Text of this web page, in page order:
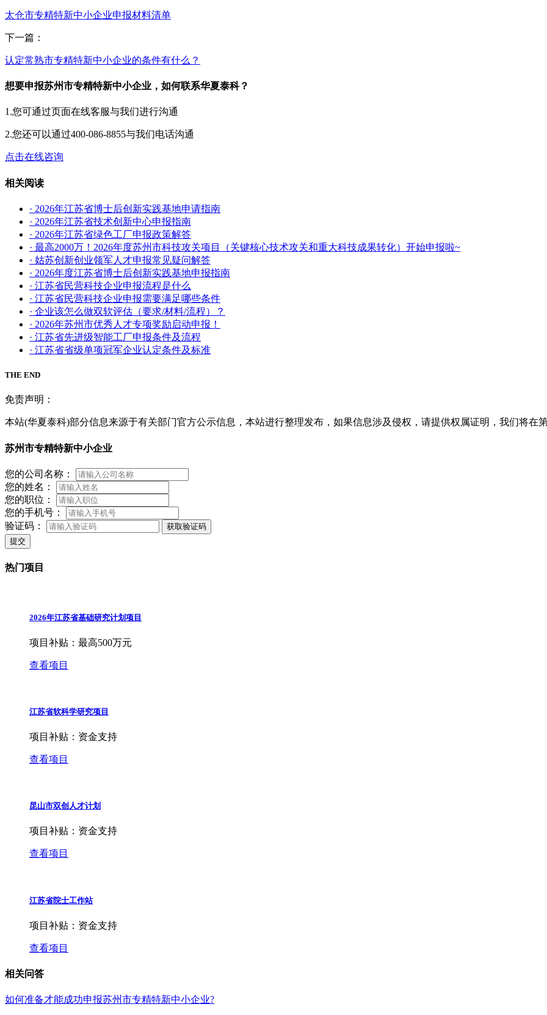
太仓市专精特新中小企业申报材料清单
下一篇：
认定常熟市专精特新中小企业的条件有什么？
想要申报苏州市专精特新中小企业，如何联系华夏泰科？
1.您可通过页面在线客服与我们进行沟通
2.您还可以通过400-086-8855与我们电话沟通
点击在线咨询
相关阅读
· 2026年江苏省博士后创新实践基地申请指南
· 2026年江苏省技术创新中心申报指南
· 2026年江苏省绿色工厂申报政策解答
· 最高2000万！2026年度苏州市科技攻关项目（关键核心技术攻关和重大科技成果转化）开始申报啦~
· 姑苏创新创业领军人才申报常见疑问解答
· 2026年度江苏省博士后创新实践基地申报指南
· 江苏省民营科技企业申报流程是什么
· 江苏省民营科技企业申报需要满足哪些条件
· 企业该怎么做双软评估（要求/材料/流程）？
· 2026年苏州市优秀人才专项奖励启动申报！
· 江苏省先进级智能工厂申报条件及流程
· 江苏省省级单项冠军企业认定条件及标准
THE END
免责声明：
本站(华夏泰科)部分信息来源于有关部门官方公示信息，本站进行整理发布，如果信息涉及侵权，请提供权属证明，我们将在第
苏州市专精特新中小企业
您的公司名称：
您的姓名：
您的职位：
您的手机号：
验证码：
获取验证码
提交
热门项目
2026年江苏省基础研究计划项目
项目补贴： 最高500万元
查看项目
江苏省软科学研究项目
项目补贴： 资金支持
查看项目
昆山市双创人才计划
项目补贴： 资金支持
查看项目
江苏省院士工作站
项目补贴： 资金支持
查看项目
相关问答
如何准备才能成功申报苏州市专精特新中小企业?